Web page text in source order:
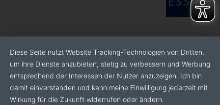
Diese Seite nutzt Website Tracking-Technologien von Dritten,
um ihre Dienste anzubieten, stetig zu verbessern und Werbung
entsprechend der Interessen der Nutzer anzuzeigen. Ich bin
damit einverstanden und kann meine Einwilligung jederzeit mit
Wirkung für die Zukunft widerrufen oder ändern.